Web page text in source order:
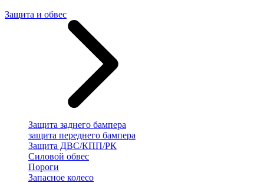
Защита и обвес
Защита заднего бампера
защита переднего бампера
Защита ДВС/КПП/РК
Силовой обвес
Пороги
Запасное колесо